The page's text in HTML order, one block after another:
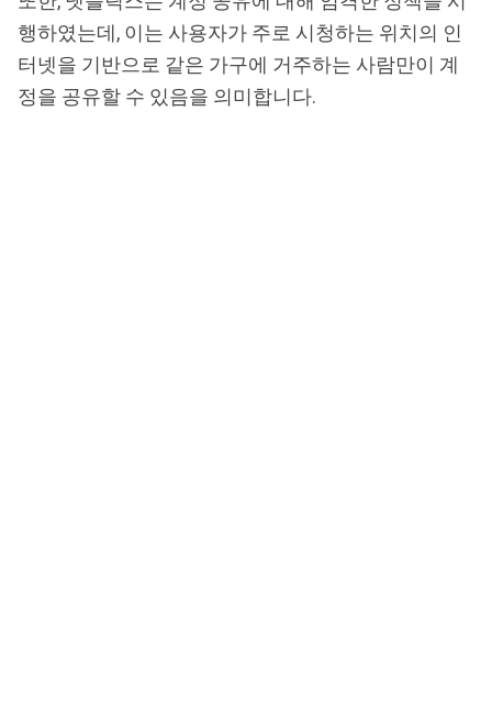
행하였는데, 이는 사용자가 주로 시청하는 위치의 인
터넷을 기반으로 같은 가구에 거주하는 사람만이 계
정을 공유할 수 있음을 의미합니다.